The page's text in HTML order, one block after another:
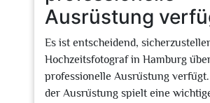
Ausrüstung
Es ist entscheidend,
Hochzeitsfotograf in Hamburg
professionelle Ausrüstung
der Ausrüstung spielt eine